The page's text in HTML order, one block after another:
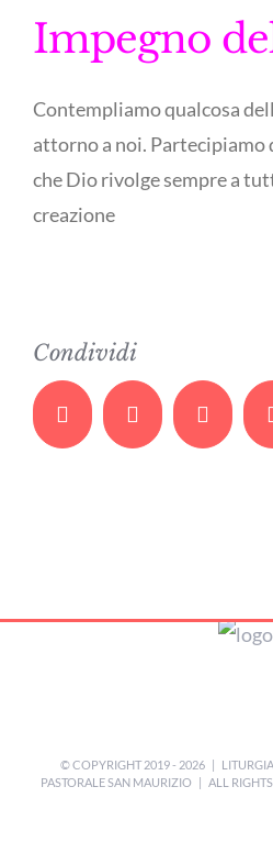
Impegno
Contempliamo qualcosa
attorno a noi. Partecipiamo
che Dio rivolge sempre a
creazione
Condividi
Facebook Twitter
© COPYRIGHT 2019 - 2026 | LITURGIA
PASTORALE SAN MAURIZIO | ALL